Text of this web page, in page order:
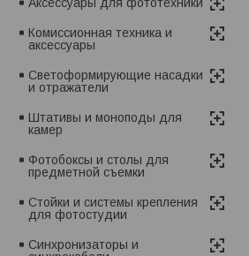
Комиссионная техника и
аксессуары
Светоформирующие насадки
и отражатели
Штативы и моноподы для
камер
Фотобоксы и столы для
предметной съемки
Стойки и системы крепления
для фотостудии
Синхронизаторы и